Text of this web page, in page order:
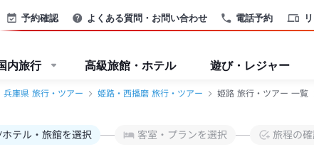
電話予約
予約確認 よくある質問・お問い合わせ
内旅行 高級旅館・ホテル 遊び・レジャー
兵庫県 旅行・ツアー 姫路・西播磨 旅行・ツアー 姫路 旅行・ツアー 一覧
テル・旅館を選択 客室・プランを選択 旅程の